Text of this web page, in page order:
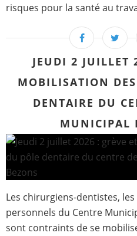
risques pour la santé au
JEUDI 2 JUILLET
MOBILISATION
DENTAIRE DU
MUNICIPAL
Les chirurgiens-dentistes,
personnels du Centre
sont contraints de se